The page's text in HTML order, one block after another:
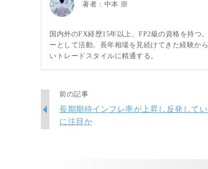
著者： 中本 崇
国内外のFX経歴15年以上、FP2級の資格を持
ーとして活動。長年相場を見続けてきた経験か
いトレードスタイルに精通する。
前の記事
長期期待インフレ率が上昇し反発して
に注目か